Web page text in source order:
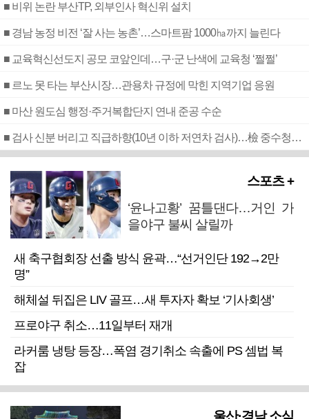
■ 비위 논란 부산TP, 외부인사 혁신위 설치
■ 경남 농정 비전 ‘잘 사는 농촌’…스마트팜 1000㏊까지 늘린다
■ 교육혁신선도지 공모 코앞인데…구·군 난색에 교육청 ‘쩔쩔’
■ 르노 못 타는 부산시장…관용차 규정에 막힌 지역기업 응원
■ 마산 원도심 행정·주거복합단지 연내 준공 수순
■ 검사 신분 버리고 직급하향(10년 이하 저연차 검사)…檢 중수청행 기피
스포츠 +
‘윤나고황’ 꿈틀댄다…거인 가
을야구 불씨 살릴까
새 축구협회장 선출 방식 윤곽…“선거인단 192→2만
명”
해체설 뒤집은 LIV 골프…새 투자자 확보 ‘기사회생’
프로야구 취소…11일부터 재개
라커룸 냉탕 등장…폭염 경기취소 속출에 PS 셈법 복
잡
울산·경남 소식